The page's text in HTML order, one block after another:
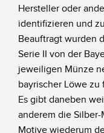
Hersteller oder
identifizieren und
Beauftragt wurden
Serie II von der
jeweiligen Münze
bayrischer Löwe zu
Es gibt daneben
anderem die Silber-
Motive wiederum